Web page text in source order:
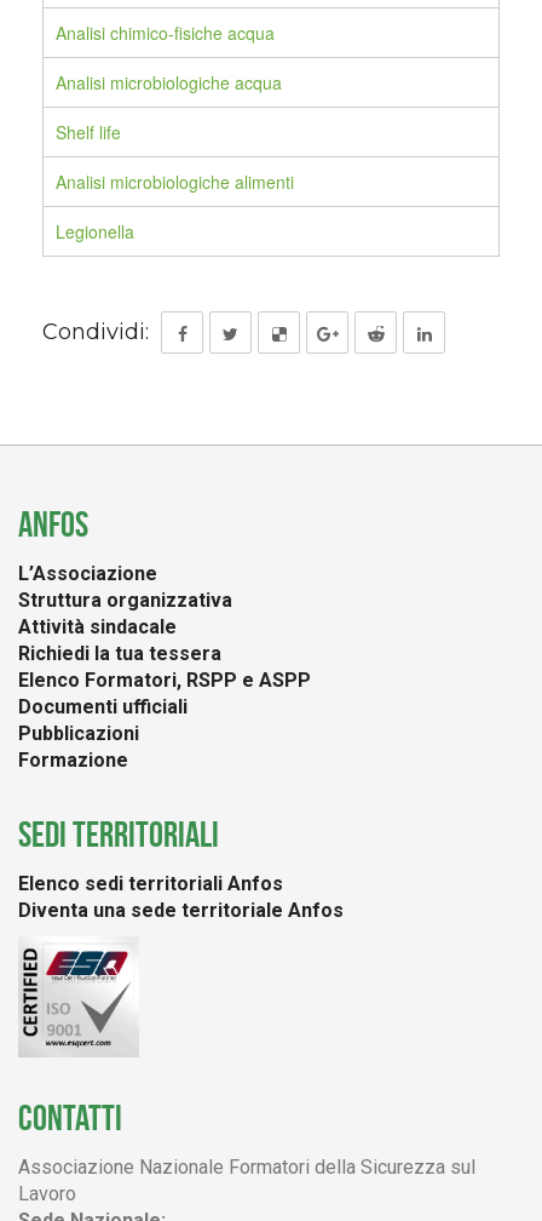
Analisi chimico-fisiche acqua
Analisi microbiologiche acqua
Shelf life
Analisi microbiologiche alimenti
Legionella
Condividi:
ANFOS
L’Associazione
Struttura organizzativa
Attività sindacale
Richiedi la tua tessera
Elenco Formatori, RSPP e ASPP
Documenti ufficiali
Pubblicazioni
Formazione
SEDI TERRITORIALI
Elenco sedi territoriali Anfos
Diventa una sede territoriale Anfos
CONTATTI
Associazione Nazionale Formatori della Sicurezza sul
Lavoro